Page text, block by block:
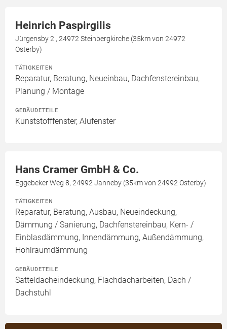
Heinrich Paspirgilis
Jürgensby 2 , 24972 Steinbergkirche (35km von 24972
Osterby)
TÄTIGKEITEN
Reparatur, Beratung, Neueinbau, Dachfenstereinbau,
Planung / Montage
GEBÄUDETEILE
Kunststofffenster, Alufenster
Hans Cramer GmbH & Co.
Eggebeker Weg 8, 24992 Janneby (35km von 24992 Osterby)
TÄTIGKEITEN
Reparatur, Beratung, Ausbau, Neueindeckung,
Dämmung / Sanierung, Dachfenstereinbau, Kern- /
Einblasdämmung, Innendämmung, Außendämmung,
Hohlraumdämmung
GEBÄUDETEILE
Satteldacheindeckung, Flachdacharbeiten, Dach /
Dachstuhl